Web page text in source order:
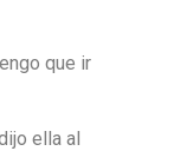
que ir
ella al